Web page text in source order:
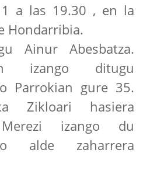
a las 19.30 , en la
Hondarribia.
Ainur Abesbatza.
izango ditugu
Parrokian gure 35.
Zikloari hasiera
izango du
alde zaharrera